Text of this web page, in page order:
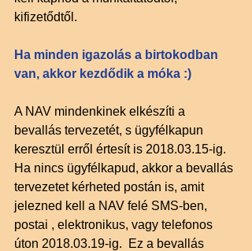
kifizetődtől.
Ha minden igazolás a birtokodban
van, akkor kezdődik a móka :)
A NAV mindenkinek elkészíti a
bevallás tervezetét, s ügyfélkapun
keresztül erről értesít is 2018.03.15-ig.
Ha nincs ügyfélkapud, akkor a bevallás
tervezetet kérheted postán is, amit
jelezned kell a NAV felé SMS-ben,
postai , elektronikus, vagy telefonos
úton 2018.03.19-ig.  Ez a bevallás